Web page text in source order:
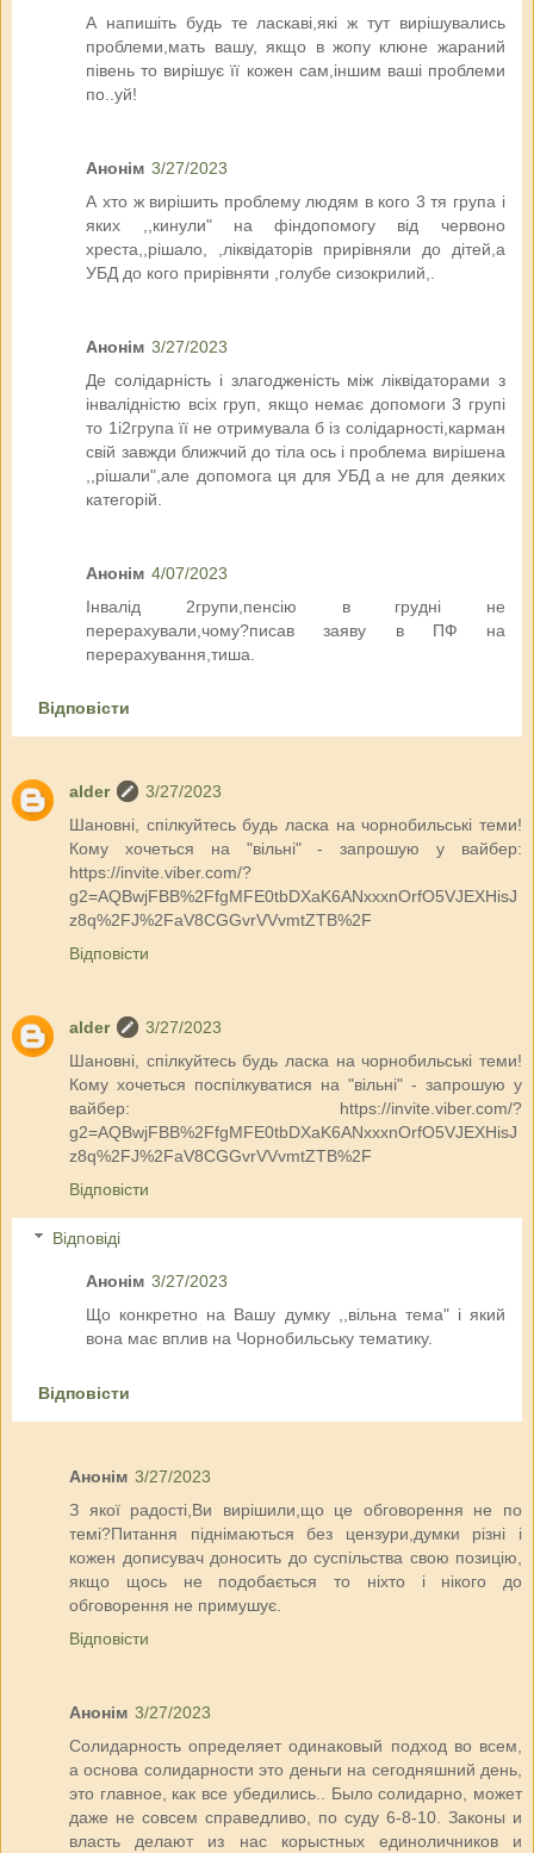
А напишіть будь те ласкаві,які ж тут вирішувались
проблеми,мать вашу, якщо в жопу клюне жараний
півень то вирішує її кожен сам,іншим ваші проблеми
по..уй!
Анонім 3/27/2023
А хто ж вирішить проблему людям в кого 3 тя група і
яких ,,кинули" на фіндопомогу від червоно
хреста,,рішало, ,ліквідаторів прирівняли до дітей,а
УБД до кого прирівняти ,голубе сизокрилий,.
Анонім 3/27/2023
Де солідарність і злагодженість між ліквідаторами з
інвалідністю всіх груп, якщо немає допомоги 3 групі
то 1і2група її не отримувала б із солідарності,карман
свій завжди ближчий до тіла ось і проблема вирішена
,,рішали",але допомога ця для УБД а не для деяких
категорій.
Анонім 4/07/2023
Інвалід 2групи,пенсію в грудні не
перерахували,чому?писав заяву в ПФ на
перерахування,тиша.
Відповісти
alder
3/27/2023
Шановні, спілкуйтесь будь ласка на чорнобильські теми!
Кому хочеться на "вільні" - запрошую у вайбер:
https://invite.viber.com/?
g2=AQBwjFBB%2FfgMFE0tbDXaK6ANxxxnOrfO5VJEXHisJ
z8q%2FJ%2FaV8CGGvrVVvmtZTB%2F
Відповісти
alder
3/27/2023
Шановні, спілкуйтесь будь ласка на чорнобильські теми!
Кому хочеться поспілкуватися на "вільні" - запрошую у
вайбер: https://invite.viber.com/?
g2=AQBwjFBB%2FfgMFE0tbDXaK6ANxxxnOrfO5VJEXHisJ
z8q%2FJ%2FaV8CGGvrVVvmtZTB%2F
Відповісти
Відповіді
Анонім 3/27/2023
Що конкретно на Вашу думку ,,вільна тема" і який
вона має вплив на Чорнобильську тематику.
Відповісти
Анонім 3/27/2023
З якої радості,Ви вирішили,що це обговорення не по
темі?Питання піднімаються без цензури,думки різні і
кожен дописувач доносить до суспільства свою позицію,
якщо щось не подобається то ніхто і нікого до
обговорення не примушує.
Відповісти
Анонім 3/27/2023
Солидарность определяет одинаковый подход во всем,
а основа солидарности это деньги на сегодняшний день,
это главное, как все убедились.. Было солидарно, может
даже не совсем справедливо, по суду 6-8-10. Законы и
власть делают из нас корыстных единоличников и